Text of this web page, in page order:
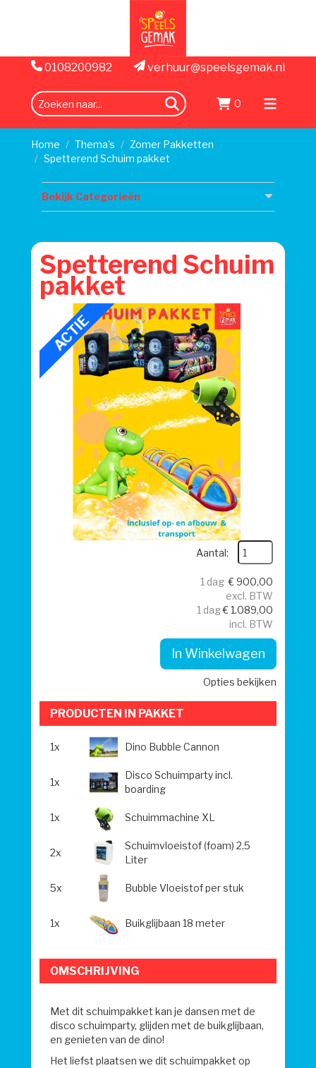
0108200982 verhuur@speelsgemak.nl
zoeken 0
Menu
Home
Thema's
Zomer Pakketten
Spetterend Schuim pakket
Bekijk Categorieën
Spetterend Schuim
pakket
ACTIE
Aantal:
1 dag € 900,00
excl. BTW
1 dag€ 1.089,00
incl. BTW
In Winkelwagen
Opties bekijken
PRODUCTEN IN PAKKET
1x Dino Bubble Cannon
1x
Disco Schuimparty incl.
boarding
1x Schuimmachine XL
2x
Schuimvloeistof (foam) 2,5
Liter
5x Bubble Vloeistof per stuk
1x Buikglijbaan 18 meter
OMSCHRIJVING
Met dit schuimpakket kan je dansen met de
disco schuimparty, glijden met de buikglijbaan,
en genieten van de dino!
Het liefst plaatsen we dit schuimpakket op